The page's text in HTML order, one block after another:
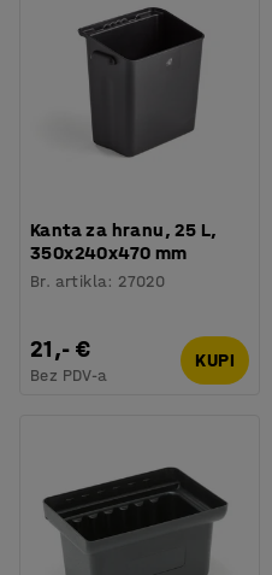
Kanta za hranu, 25 L,
350x240x470 mm
Br. artikla: 27020
21,- €
Bez PDV-a
KUPI